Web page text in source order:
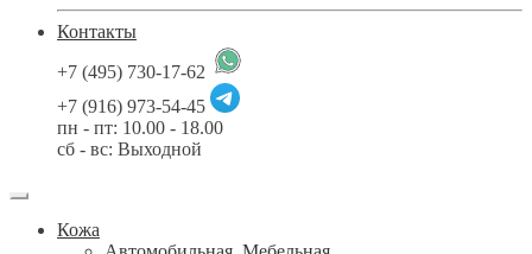
Контакты
+7 (495) 730-17-62
+7 (916) 973-54-45
пн - пт: 10.00 - 18.00
сб - вс: Выходной
Кожа